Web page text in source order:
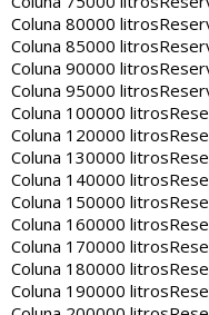
Coluna 80000 litros
Coluna 85000 litros
Coluna 90000 litros
Coluna 95000 litros
Coluna 100000 litros
Coluna 120000 litros
Coluna 130000 litros
Coluna 140000 litros
Coluna 150000 litros
Coluna 160000 litros
Coluna 170000 litros
Coluna 180000 litros
Coluna 190000 litros